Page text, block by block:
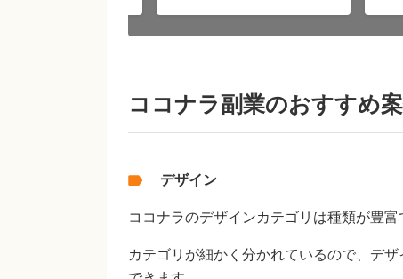
ココナラ副業のおすすめ
デザイン
ココナラのデザインカテゴリは種類が豊富
カテゴリが細かく分かれているので、デ